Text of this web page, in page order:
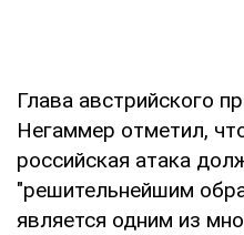
Глава австрийского
Негаммер отметил,
российская атака
"решительнейшим
является одним из